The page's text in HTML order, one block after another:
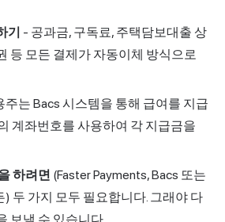
기 - 공과금, 구독료, 주택담보대출 상
등 모든 결제가 자동이체 방식으로
주는 Bacs 시스템을 통해 급여를 지급
계좌번호를 사용하여 각 지급금을
하려면 (Faster Payments, Bacs 또는
) 두 가지 모두 필요합니다. 그래야 다